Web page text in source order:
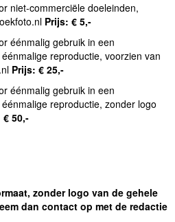
niet-commerciële doeleinden,
Prijs: € 5,-
éénmalig gebruik in een
reproductie, voorzien van
Prijs: € 25,-
éénmalig gebruik in een
reproductie, zonder logo
€ 50,-
zonder logo van de gehele
dan contact op met de redactie